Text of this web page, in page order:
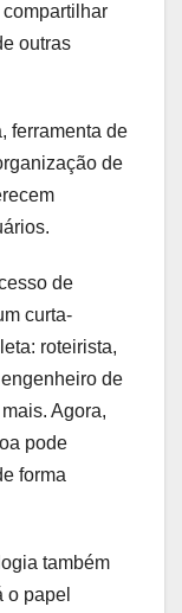
outras
ferramenta de
de
de
curta-
roteirista,
de
Agora,
pode
forma
também
o papel